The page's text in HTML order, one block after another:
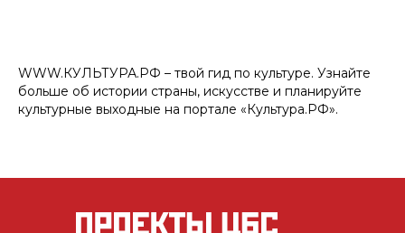
WWW.КУЛЬТУРА.РФ – твой гид по культуре. Узнайте
больше об истории страны, искусстве и планируйте
культурные выходные на портале «Культура.РФ».